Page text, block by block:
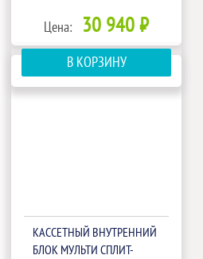
Цена: 30 940 ₽
В КОРЗИНУ
КАССЕТНЫЙ ВНУТРЕННИЙ
БЛОК МУЛЬТИ СПЛИТ-